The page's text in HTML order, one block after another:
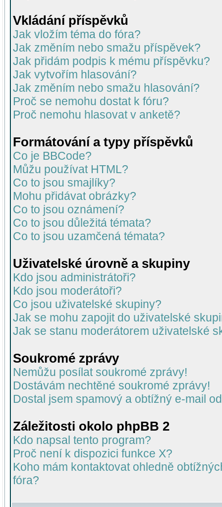
Vkládání příspěvků
Jak vložím téma do fóra?
Jak změním nebo smažu příspěvek?
Jak přidám podpis k mému příspěvku?
Jak vytvořím hlasování?
Jak změním nebo smažu hlasování?
Proč se nemohu dostat k fóru?
Proč nemohu hlasovat v anketě?
Formátování a typy příspěvků
Co je BBCode?
Můžu používat HTML?
Co to jsou smajlíky?
Mohu přidávat obrázky?
Co to jsou oznámení?
Co to jsou důležitá témata?
Co to jsou uzamčená témata?
Uživatelské úrovně a skupiny
Kdo jsou administrátoři?
Kdo jsou moderátoři?
Co jsou uživatelské skupiny?
Jak se mohu zapojit do uživatelské
Jak se stanu moderátorem uživatelské
Soukromé zprávy
Nemůžu posílat soukromé zprávy!
Dostávám nechtěné soukromé zprávy!
Dostal jsem spamový a obtížný e-mail
Záležitosti okolo phpBB 2
Kdo napsal tento program?
Proč není k dispozici funkce X?
Koho mám kontaktovat ohledně
fóra?